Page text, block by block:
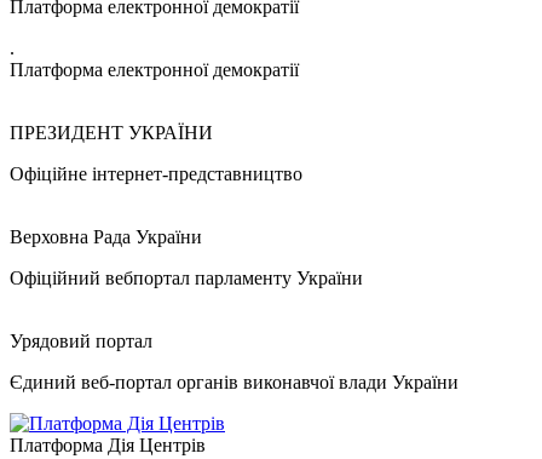
Платформа електронної демократії
.
Платформа електронної демократії
ПРЕЗИДЕНТ УКРАЇНИ
Офіційне інтернет-представництво
Верховна Рада України
Офіційний вебпортал парламенту України
Урядовий портал
Єдиний веб-портал органів виконавчої влади України
Платформа Дія Центрів